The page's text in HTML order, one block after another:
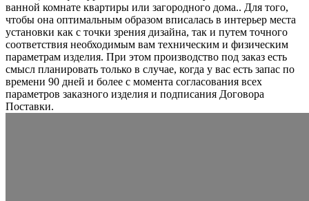
ванной комнате квартиры или загородного дома.. Для того,
чтобы она оптимальным образом вписалась в интерьер места
установки как с точки зрения дизайна, так и путем точного
соответствия необходимым вам техническим и физическим
параметрам изделия. При этом производство под заказ есть
смысл планировать только в случае, когда у вас есть запас по
времени 90 дней и более с момента согласования всех
параметров заказного изделия и подписания Договора
Поставки.